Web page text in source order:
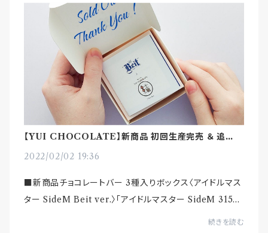
【YUI CHOCOLATE】新商品 初回生産完売 ＆ 追加生
2022/02/02 19:36
■新商品チョコレートバー 3種入りボックス〈アイドルマス
ター SideM Beit ver.〉「アイドルマスター SideM 315プ
ロダクション お仕事コラボキャンペーン」「Beit」とのコラ
続きを読む